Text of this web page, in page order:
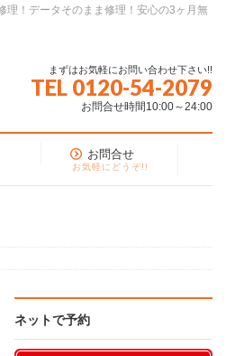
理！データそのまま修理！安心の3ヶ月無
まずはお気軽にお問い合わせ下さい!!
TEL 0120-54-2079
お問合せ時間10:00～24:00
お問合せ
お気軽にどうぞ!!
ネットで予約